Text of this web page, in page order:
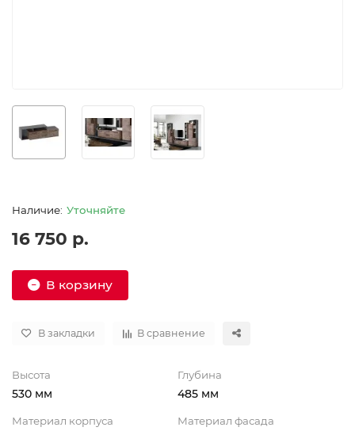
Уточняйте
16 750 р.
В корзину
В закладки В сравнение
Высота
530 мм
Глубина
485 мм
Материал корпуса Материал фасада